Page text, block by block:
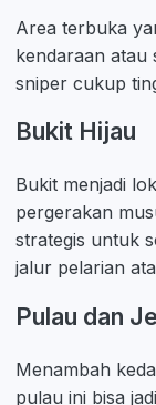
Area terbuka
kendaraan atau
sniper cukup
Bukit Hijau
Bukit menjadi
pergerakan
strategis untuk
jalur pelarian
Pulau dan
Menambah
pulau ini bisa